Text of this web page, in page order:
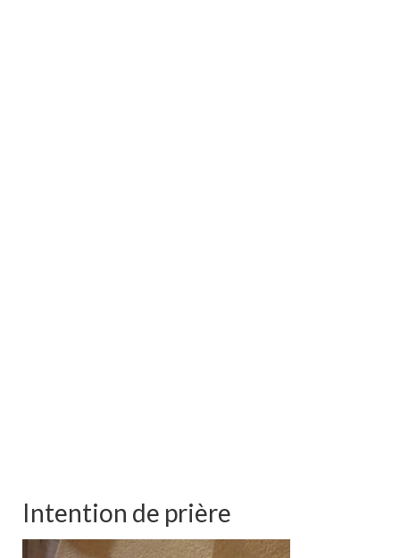
Intention de prière